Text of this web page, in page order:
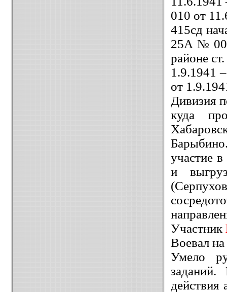
010 от
415сд
25А №
районе
1.9.1941
от
Дивизия
куда
участие
и
Участник
Воевал
Умело
действия